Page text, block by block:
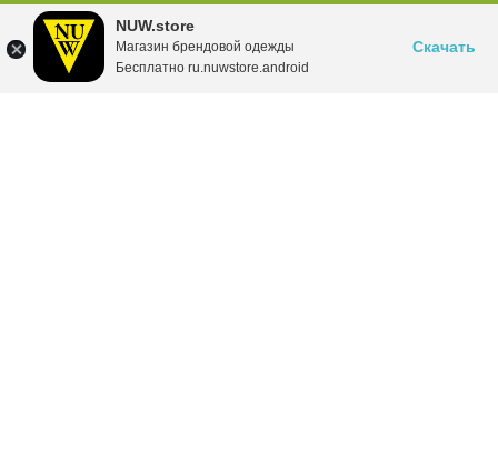
NUW.store
Магазин брендовой одежды
Бесплатно ru.nuwstore.android
Скачать